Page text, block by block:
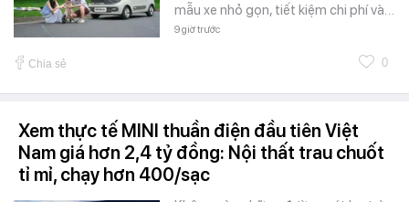
mẫu xe nhỏ gọn, tiết kiệm chi phí và…
9 giờ trước
Chia sẻ 0
Xem thực tế MINI thuần điện đầu tiên Việt
Nam giá hơn 2,4 tỷ đồng: Nội thất trau chuốt
tỉ mỉ, chạy hơn 400/sạc